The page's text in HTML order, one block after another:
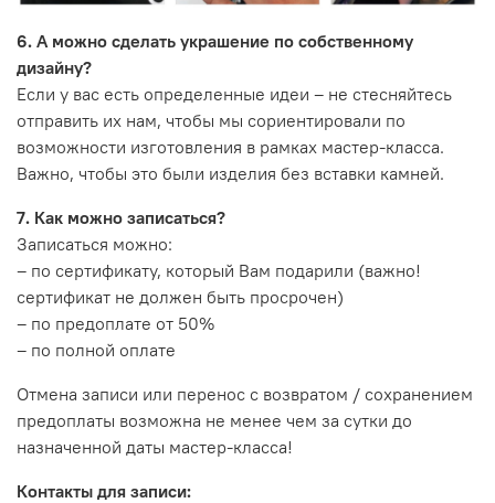
6. А можно сделать украшение по собственному
дизайну?
Если у вас есть определенные идеи – не стесняйтесь
отправить их нам, чтобы мы сориентировали по
возможности изготовления в рамках мастер-класса.
Важно, чтобы это были изделия без вставки камней.
7. Как можно записаться?
Записаться можно:
– по сертификату, который Вам подарили (важно!
сертификат не должен быть просрочен)
– по предоплате от 50%
– по полной оплате
Отмена записи или перенос с возвратом / сохранением
предоплаты возможна не менее чем за сутки до
назначенной даты мастер-класса!
Контакты для записи: